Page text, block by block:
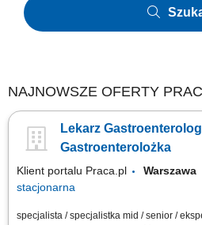
NAJNOWSZE OFERTY
Lekarz
Gastroenterolożka
Klient portalu Praca.pl
stacjonarna
specjalista / specjalistka mid / senior /